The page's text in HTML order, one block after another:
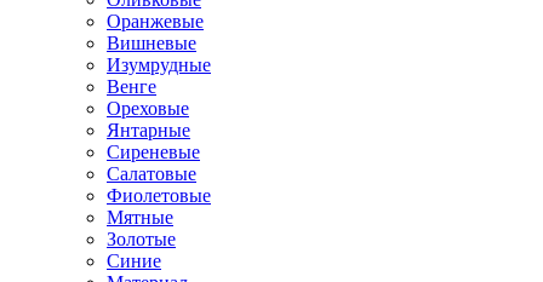
Оранжевые
Вишневые
Изумрудные
Венге
Ореховые
Янтарные
Сиреневые
Салатовые
Фиолетовые
Мятные
Золотые
Синие